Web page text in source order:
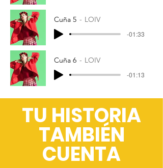
Cuña 5 LOIV
-01:33
Cuña 6 LOIV
-01:13
TU HISTORIA
TAMBIÉN
CUENTA